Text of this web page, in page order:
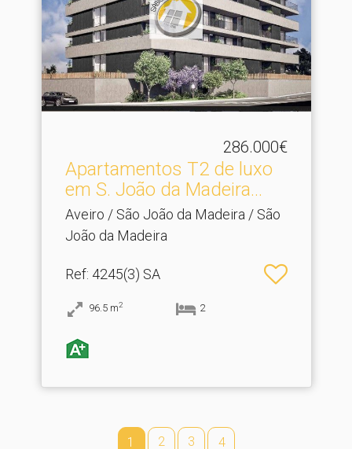
286.000€
Apartamentos T2 de luxo
em S.​ João da Madeira...
Aveiro / São João da Madeira / São
João da Madeira
Ref: 4245(3) SA
96.5 m2 2
1 2 3 4